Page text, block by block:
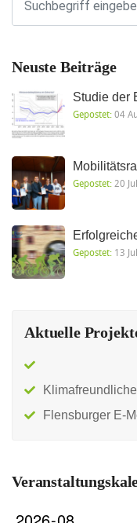
Neuste Beiträge
Studie der
Gepostet:04
Gepostet: 20
Gepostet: 13
Aktuelle
Flensburger E-